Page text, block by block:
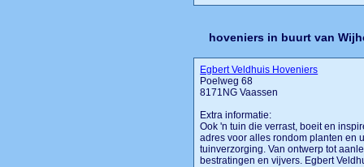
hoveniers in buurt van
Egbert Veldhuis Hoveniers
Poelweg 68
8171NG Vaassen
Extra informatie:
Ook 'n tuin die verrast, boeit en
adres voor alles rondom planten en
tuinverzorging. Van ontwerp tot
bestratingen en vijvers. Egbert